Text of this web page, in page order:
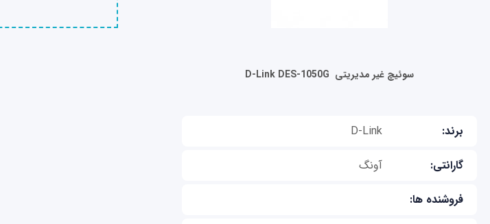
سوئیچ غیر مدیریتی ‌ D-Link DES-1050G
برند:
D-Link
گارانتی:
آونگ
فروشنده ها: